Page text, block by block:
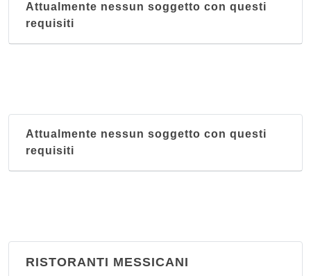
Attualmente nessun soggetto con questi
requisiti
Attualmente nessun soggetto con questi
requisiti
RISTORANTI MESSICANI